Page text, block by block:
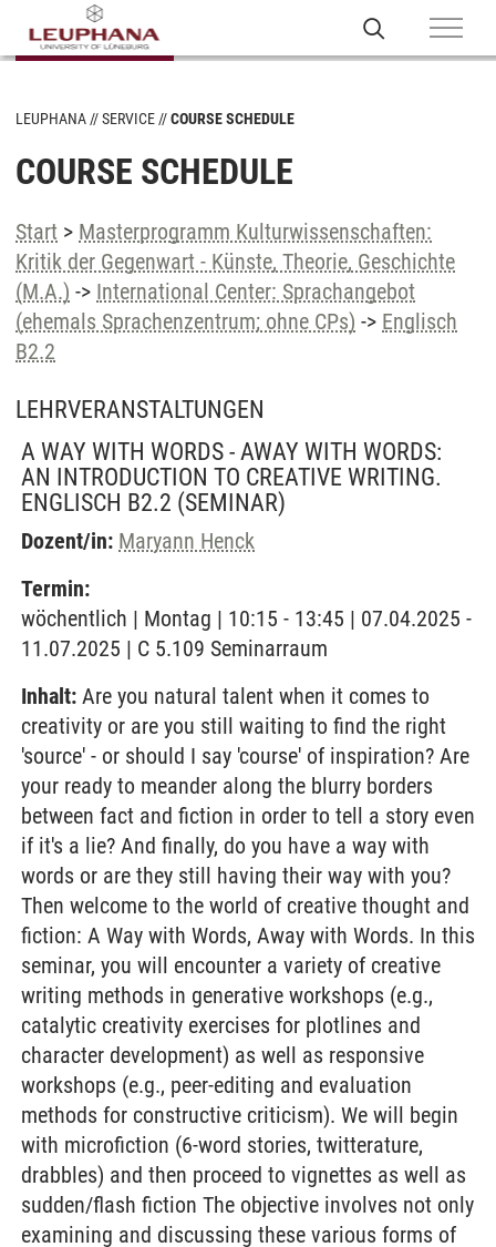
LEUPHANA SERVICE COURSE SCHEDULE
COURSE SCHEDULE
Start > Masterprogramm Kulturwissenschaften:
Kritik der Gegenwart - Künste, Theorie, Geschichte
(M.A.) -> International Center: Sprachangebot
(ehemals Sprachenzentrum; ohne CPs) -> Englisch
B2.2
LEHRVERANSTALTUNGEN
A WAY WITH WORDS - AWAY WITH WORDS:
AN INTRODUCTION TO CREATIVE WRITING.
ENGLISCH B2.2 (SEMINAR)
Dozent/in: Maryann Henck
Termin:
wöchentlich | Montag | 10:15 - 13:45 | 07.04.2025 -
11.07.2025 | C 5.109 Seminarraum
Inhalt: Are you natural talent when it comes to
creativity or are you still waiting to find the right
'source' - or should I say 'course' of inspiration? Are
your ready to meander along the blurry borders
between fact and fiction in order to tell a story even
if it's a lie? And finally, do you have a way with
words or are they still having their way with you?
Then welcome to the world of creative thought and
fiction: A Way with Words, Away with Words. In this
seminar, you will encounter a variety of creative
writing methods in generative workshops (e.g.,
catalytic creativity exercises for plotlines and
character development) as well as responsive
workshops (e.g., peer-editing and evaluation
methods for constructive criticism). We will begin
with microfiction (6-word stories, twitterature,
drabbles) and then proceed to vignettes as well as
sudden/flash fiction The objective involves not only
examining and discussing these various forms of